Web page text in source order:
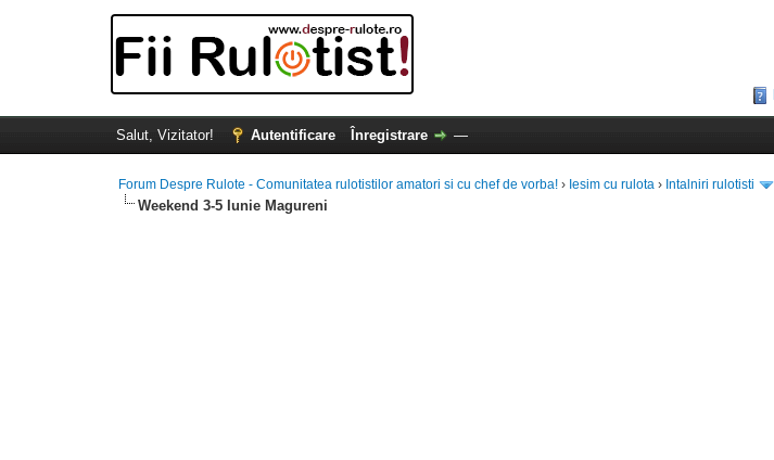
Salut, Vizitator! Autentificare Înregistrare —
Forum Despre Rulote - Comunitatea rulotistilor amatori si cu chef de vorba! › Iesim cu rulota › Intalniri rulotisti
Weekend 3-5 Iunie Magureni